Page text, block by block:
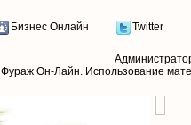
Бизнес Онлайн Twitter
Фураж Он-Лайн. Использование